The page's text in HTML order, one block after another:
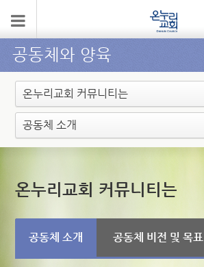
공동체와 양육
온누리교회 커뮤니티는
공동체 소개
온누리교회 커뮤니티는
공동체 소개 공동체 비전 및 목표